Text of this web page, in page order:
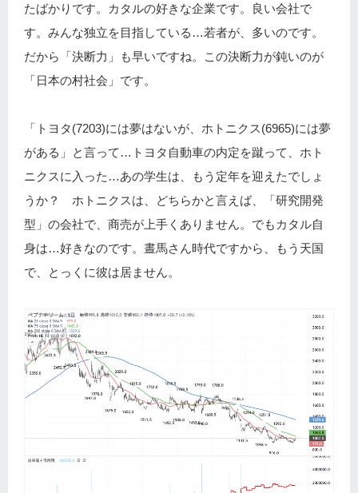
たばかりです。カタルの好きな企業です。良い会社で
す。みんな独立を目指している…若者が、多いのです。
だから「決断力」も早いですね。この決断力が鈍いのが
「日本の村社会」です。
「トヨタ(7203)には夢はないが、ホトニクス(6965)には夢
がある」と言って…トヨタ自動車の内定を蹴って、ホト
ニクスに入った…あの学生は、もう定年を迎えたでしょ
うか？ ホトニクスは、どちらかと言えば、「研究開発
型」の会社で、商売が上手くありません。でもカタル自
身は…好きなのです。晝馬さん時代ですから、もう天国
で、とっくに彼は居ません。